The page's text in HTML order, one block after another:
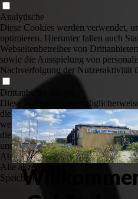
Analytische
Diese Cookies werden verwendet,
optimieren. Hierunter fallen auch
Webseitenbetreiber von
sowie die Ausspielung von
Nachverfolgung der Nutzeraktivität
Drittanbieter-Inhalte
Diese Webseite bietet
die von Drittanbietern
werden. Diese Drittanbieter können
die Nutzeraktivität zu verfolgen
und zu optimieren.
Ablehnen
Alle akzeptieren
Speichern